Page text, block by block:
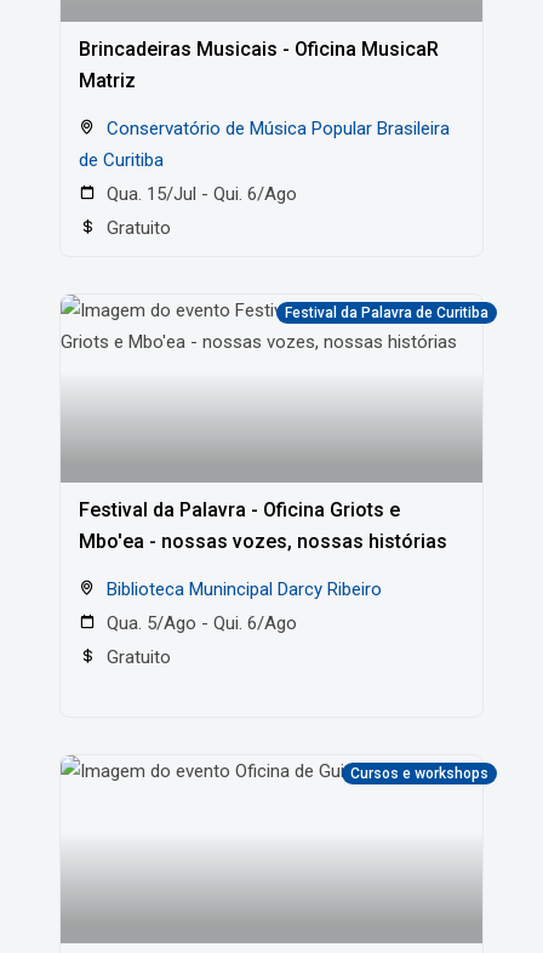
Brincadeiras Musicais - Oficina MusicaR
Matriz
de Curitiba
Qua. 15/Jul - Qui. 6/Ago
Gratuito
Festival da Palavra de Curitiba
Festival da Palavra - Oficina Griots e
Mbo'ea - nossas vozes, nossas histórias
Biblioteca Munincipal Darcy Ribeiro
Qua. 5/Ago - Qui. 6/Ago
Gratuito
Cursos e workshops